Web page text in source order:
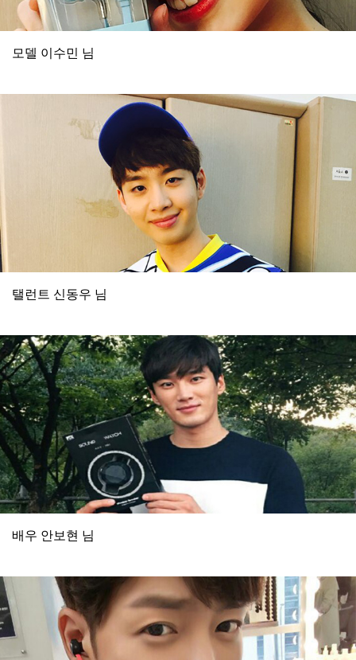
모델 이수민 님
탤런트 신동우 님
배우 안보현 님